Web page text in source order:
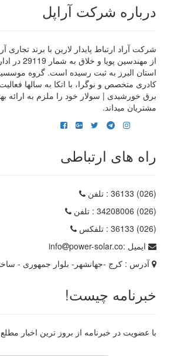
درباره شرکت آراپل
شرکت آراد ارتباط پایدار لارین با برند
از مهندسین
استان البرز به ثبت رسیده است. گروه
کادری متخصص و نوگرا، با اتکا به سالها
برق خورشیدی | سولار خود را ملزم به ارائه
مشتریان میداند.
راه های ارتباطی
(026) 36133
: تلفن
(026) 34208006
: تلفن
(026) 36133
: تلفکس
ایمیل :
info
power-solar.co
آدرس : کرج -جهانشهر- بلوار جمهوری -
خبرنامه چیست!
با عضویت در خبرنامه از بروز ترین اخبار